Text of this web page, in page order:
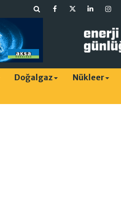
Doğalgaz
Nükleer